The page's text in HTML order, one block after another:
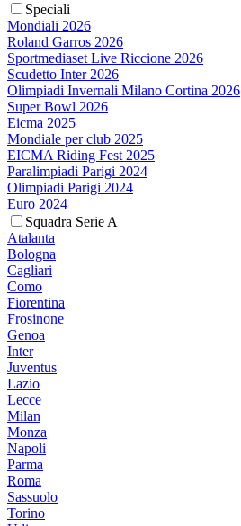
Speciali
Mondiali 2026
Roland Garros 2026
Sportmediaset Live Riccione 2026
Scudetto Inter 2026
Olimpiadi Invernali Milano Cortina 2026
Super Bowl 2026
Eicma 2025
Mondiale per club 2025
EICMA Riding Fest 2025
Paralimpiadi Parigi 2024
Olimpiadi Parigi 2024
Euro 2024
Squadra Serie A
Atalanta
Bologna
Cagliari
Como
Fiorentina
Frosinone
Genoa
Inter
Juventus
Lazio
Lecce
Milan
Monza
Napoli
Parma
Roma
Sassuolo
Torino